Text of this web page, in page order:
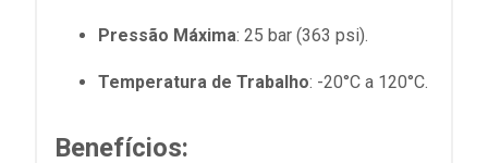
Pressão Máxima: 25 bar (363 psi).
Temperatura de Trabalho: -20°C a 120°C.
Benefícios: